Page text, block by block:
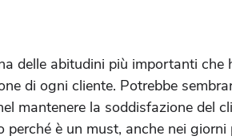
delle abitudini più importanti che
di ogni cliente. Potrebbe
mantenere la soddisfazione del
perché è un must, anche nei